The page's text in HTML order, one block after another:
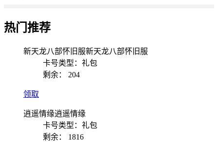
行叶子猪独家定制
家免费领取激活使
用。踏风行礼包怎
热门推荐
新天龙八部怀旧服新天龙八部怀旧服
卡号类型：礼包
剩余：
204
领取
逍遥情缘逍遥情缘
卡号类型：礼包
剩余：
1816